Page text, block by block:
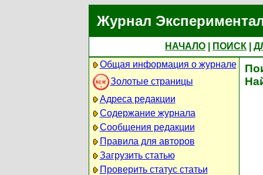
Журнал
НАЧАЛО ПОИСК
Общая информация о журнале
Золотые страницы
Адреса редакции
Содержание журнала
Сообщения редакции
Правила для авторов
Загрузить статью
Проверить статус статьи